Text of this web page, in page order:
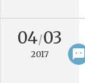
sms
04/03
2017 keyboard_arrow_right